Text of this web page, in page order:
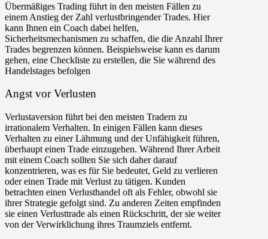
Übermäßiges Trading führt in den meisten Fällen zu
einem Anstieg der Zahl verlustbringender Trades. Hier
kann Ihnen ein Coach dabei helfen,
Sicherheitsmechanismen zu schaffen, die die Anzahl Ihrer
Trades begrenzen können. Beispielsweise kann es darum
gehen, eine Checkliste zu erstellen, die Sie während des
Handelstages befolgen
Angst vor Verlusten
Verlustaversion führt bei den meisten Tradern zu
irrationalem Verhalten. In einigen Fällen kann dieses
Verhalten zu einer Lähmung und der Unfähigkeit führen,
überhaupt einen Trade einzugehen. Während Ihrer Arbeit
mit einem Coach sollten Sie sich daher darauf
konzentrieren, was es für Sie bedeutet, Geld zu verlieren
oder einen Trade mit Verlust zu tätigen. Kunden
betrachten einen Verlusthandel oft als Fehler, obwohl sie
ihrer Strategie gefolgt sind. Zu anderen Zeiten empfinden
sie einen Verlusttrade als einen Rückschritt, der sie weiter
von der Verwirklichung ihres Traumziels entfernt.